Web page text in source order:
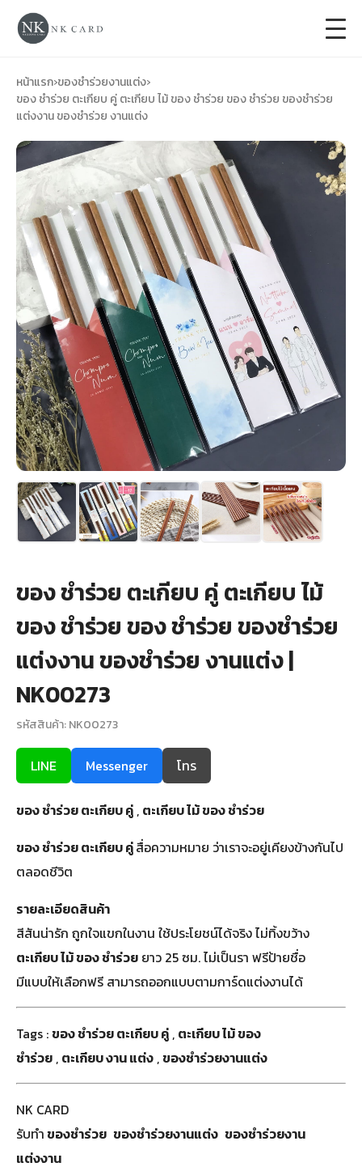
การ์ดแต่งงาน
ของชำร่วยงานแต่ง
ของรับไหว้ +
ป้ายของชำร่วยงานแต่ง
การ์ดงานบวช
การ์ดขึ้นบ้านใหม่
ซองเปล่า
รับพิมพ์หน้าซอง
Wax Seal Sticker | สติกเกอร์ตราครั่งปิดซอง
การ์ดแต่งงานออนไลน์
รีวิว
เกี่ยวกับเรา
บทความ
หน้าแรก›ของชำร่วยงานแต่ง›
ของ ชำร่วย ตะเกียบ คู่ ตะเกียบ ไม้ ของ ชำร่วย ของ ชำร่วย ของชำร่วย
แต่งงาน ของชำร่วย งานแต่ง
ของ ชำร่วย ตะเกียบ คู่ ตะเกียบ ไม้
ของ ชำร่วย ของ ชำร่วย ของชำร่วย
แต่งงาน ของชำร่วย งานแต่ง |
NK00273
รหัสสินค้า: NK00273
LINE Messenger โทร
ของ ชำร่วย ตะเกียบ คู่ , ตะเกียบ ไม้ ของ ชำร่วย
ของ ชำร่วย ตะเกียบ คู่สื่อความหมาย ว่าเราจะอยู่เคียงข้างกันไป
ตลอดชีวิต
รายละเอียดสินค้า
สีสันน่ารัก ถูกใจแขกในงาน ใช้ประโยชน์ได้จริง ไม่ทิ้งขว้าง
ตะเกียบ ไม้ ของ ชำร่วย ยาว 25 ซม. ไม่เป็นรา ฟรีป้ายชื่อ
มีแบบให้เลือกฟรี สามารถออกแบบตามการ์ดแต่งงานได้
Tags :ของ ชำร่วย ตะเกียบ คู่ , ตะเกียบ ไม้ ของ
ชำร่วย , ตะเกียบ งาน แต่ง ,ของชำร่วยงานแต่ง
NK CARD
รับทำของชำร่วย ของชำร่วยงานแต่ง ของชําร่วยงาน
แต่งงาน